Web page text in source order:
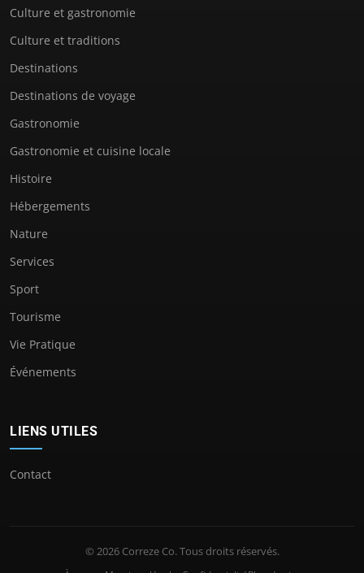
Culture et gastronomie
Culture et traditions
Destinations
Destinations de voyage
Gastronomie
Gastronomie et cuisine locale
Histoire
Hébergements
Nature
Services
Sport
Tourisme
Vie Pratique
Événements
LIENS UTILES
Contact
© 2026 Correze Co. Tous droits réservés.